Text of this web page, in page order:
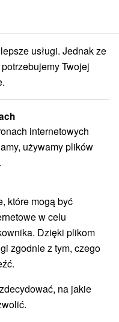
z rabatem Horná Nitra
Horná
rodzinne(2)
usługi. Jednak ze
Twojej
internetowych
używamy plików
.
które mogą być
w celu
Dzięki plikom
zgodnie z tym, czego
na jakie